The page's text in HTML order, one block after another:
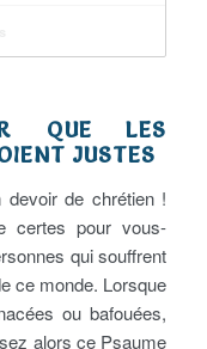
QUE LES
JUSTES
de chrétien !
certes pour vous-
qui souffrent
ce monde. Lorsque
ou bafouées,
alors ce Psaume